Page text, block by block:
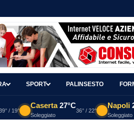
SPORT PALINSESTO
/ 19°
Caserta 27°C
Soleggiato
36° / 22°
Napoli
Soleggiato